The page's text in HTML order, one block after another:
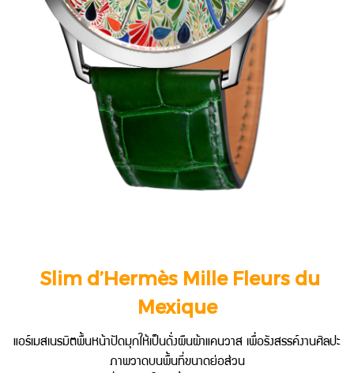
Slim d’Hermès Mille Fleurs du
Mexique
แอร์เมสเนรมิตพื้นหน้าปัดมุกให้เป็นดั่งผืนผ้าแคนวาส เพื่อรังสรรค์งานศิลปะ
ภาพวาดบนพื้นที่ขนาดย่อส่วน